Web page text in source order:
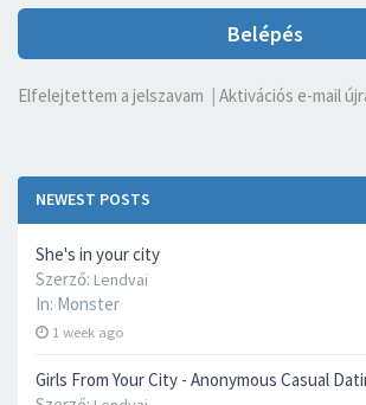
NEWEST POSTS
She's in your city
Szerző: Lendvai
In: Monster
1 week ago
Girls From Your City - Anonymous Casual
Belépés
Elfelejtettem a jelszavam Aktivációs e-mail